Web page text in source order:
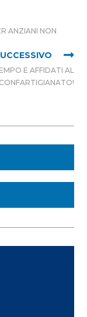
ANZIANI NON
E AFFIDATI AL